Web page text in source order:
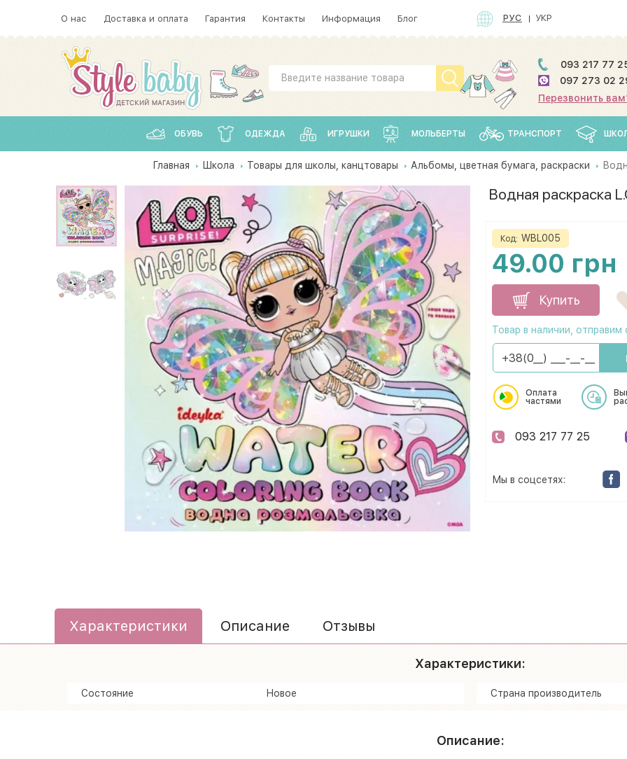
О нас Доставка и оплата Гарантия Контакты Информация Блог РУС УКР
093 217 77
097 273 02
Перезвонить
ОБУВЬ ОДЕЖДА ИГРУШКИ МОЛЬБЕРТЫ ТРАНСПОРТ
Главная Школа Товары для школы, канцтовары Альбомы, цветная бумага, раскраски
Водная раскраска
Код: WBL005
49.00 грн
Купить
Товар в наличии, отправим
Оплата
частями
093 217 77 25
Мы в соцсетях:
Характеристики Описание Отзывы
Характеристики:
Состояние Новое Страна производитель
Описание: